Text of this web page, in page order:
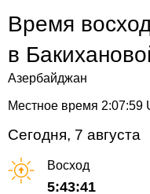
Время
в
Азербайджан
Местное время 2:07:59
Сегодня, 7 августа
Восход
5:43:41